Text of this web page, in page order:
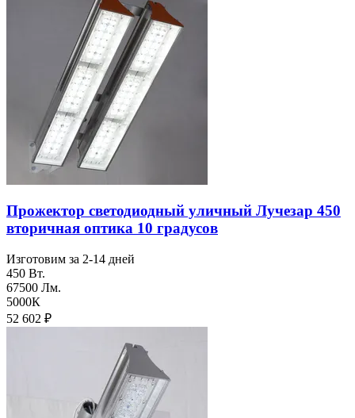
Прожектор светодиодный уличный Лучезар 450
вторичная оптика 10 градусов
Изготовим за 2-14 дней
450 Вт.
67500 Лм.
5000К
52 602 ₽